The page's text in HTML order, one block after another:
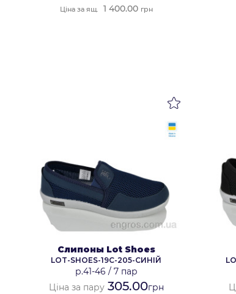
Ціна за ящ. 1 400.00 грн
Слипоны Lot Shoes
LOT-SHOES-19C-205-СИНІЙ
р.41-46 / 7 пар
Ціна за пару305.00грн